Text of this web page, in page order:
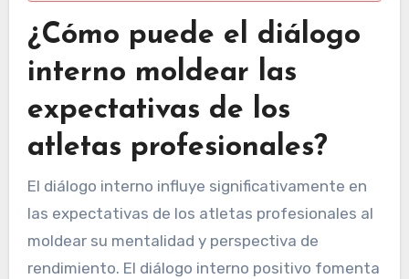
¿Cómo puede el diálogo
interno moldear las
expectativas de los
atletas profesionales?
El diálogo interno influye significativamente en
las expectativas de los atletas profesionales al
moldear su mentalidad y perspectiva de
rendimiento. El diálogo interno positivo fomenta